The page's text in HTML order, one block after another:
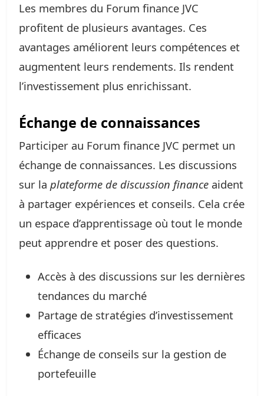
Les membres du Forum finance JVC
profitent de plusieurs avantages. Ces
avantages améliorent leurs compétences et
augmentent leurs rendements. Ils rendent
l’investissement plus enrichissant.
Échange de connaissances
Participer au Forum finance JVC permet un
échange de connaissances. Les discussions
sur la plateforme de discussion finance aident
à partager expériences et conseils. Cela crée
un espace d’apprentissage où tout le monde
peut apprendre et poser des questions.
Accès à des discussions sur les dernières
tendances du marché
Partage de stratégies d’investissement
efficaces
Échange de conseils sur la gestion de
portefeuille